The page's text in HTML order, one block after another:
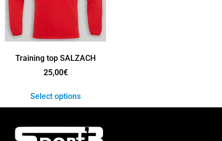
Training top SALZACH
25,00€
Select options